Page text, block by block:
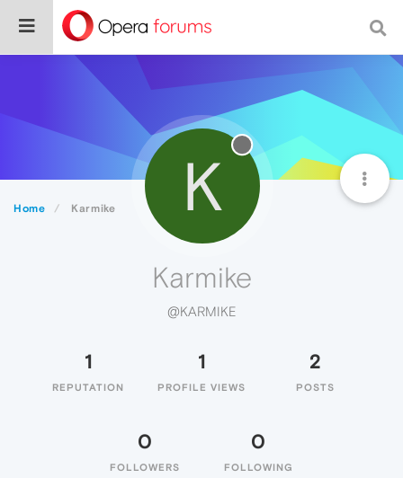
Home Karmike K
Karmike
@KARMIKE
1
REPUTATION
1
PROFILE VIEWS
2
POSTS
0
FOLLOWERS
0
FOLLOWING